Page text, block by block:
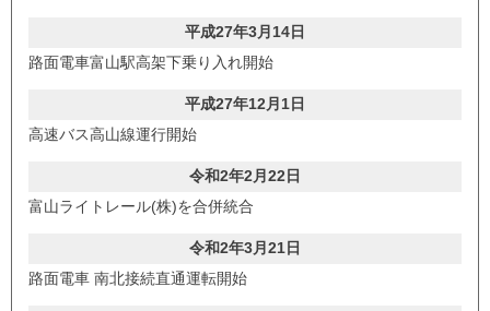
平成27年3月14日
路面電車富山駅高架下乗り入れ開始
平成27年12月1日
高速バス高山線運行開始
令和2年2月22日
富山ライトレール(株)を合併統合
令和2年3月21日
路面電車 南北接続直通運転開始